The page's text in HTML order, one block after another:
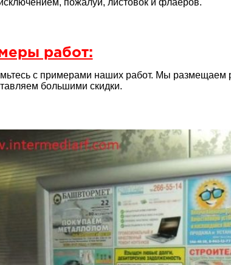
работ:
с примерами наших работ. Мы
большими скидки.